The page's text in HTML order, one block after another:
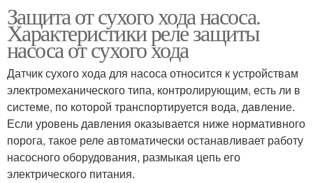
Защита от сухого хода насоса.
Характеристики реле защиты
насоса от сухого хода
Датчик сухого хода для насоса относится к устройствам
электромеханического типа, контролирующим, есть ли в
системе, по которой транспортируется вода, давление.
Если уровень давления оказывается ниже нормативного
порога, такое реле автоматически останавливает работу
насосного оборудования, размыкая цепь его
электрического питания.